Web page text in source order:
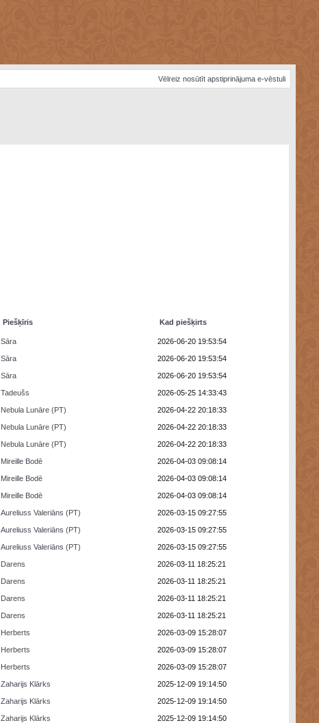
Vēlreiz nosūtīt apstiprinājuma e-vēstuli
Piešķīris Kad piešķirts
Sāra 2026-06-20 19:53:54
Sāra 2026-06-20 19:53:54
Sāra 2026-06-20 19:53:54
Tadeušs 2026-05-25 14:33:43
Nebula Lunāre (PT) 2026-04-22 20:18:33
Nebula Lunāre (PT) 2026-04-22 20:18:33
Nebula Lunāre (PT) 2026-04-22 20:18:33
Mireille Bodē 2026-04-03 09:08:14
Mireille Bodē 2026-04-03 09:08:14
Mireille Bodē 2026-04-03 09:08:14
Aureliuss Valeriāns (PT) 2026-03-15 09:27:55
Aureliuss Valeriāns (PT) 2026-03-15 09:27:55
Aureliuss Valeriāns (PT) 2026-03-15 09:27:55
Darens 2026-03-11 18:25:21
Darens 2026-03-11 18:25:21
Darens 2026-03-11 18:25:21
Darens 2026-03-11 18:25:21
Herberts 2026-03-09 15:28:07
Herberts 2026-03-09 15:28:07
Herberts 2026-03-09 15:28:07
Zaharijs Klārks 2025-12-09 19:14:50
Zaharijs Klārks 2025-12-09 19:14:50
Zaharijs Klārks 2025-12-09 19:14:50